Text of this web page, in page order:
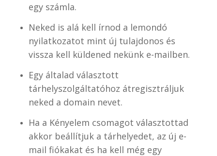
egy számla.
Neked is alá kell írnod a lemondó
nyilatkozatot mint új tulajdonos és
vissza kell küldened nekünk e-mailben.
Egy általad választott
tárhelyszolgáltatóhoz átregisztráljuk
neked a domain nevet.
Ha a Kényelem csomagot választottad
akkor beállítjuk a tárhelyedet, az új e-
mail fiókakat és ha kell még egy